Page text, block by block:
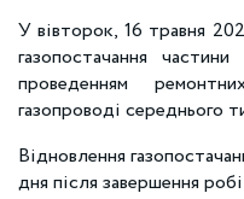
У вівторок, 16 травня
газопостачання
проведенням
газопроводі середнього
Відновлення
дня після завершення